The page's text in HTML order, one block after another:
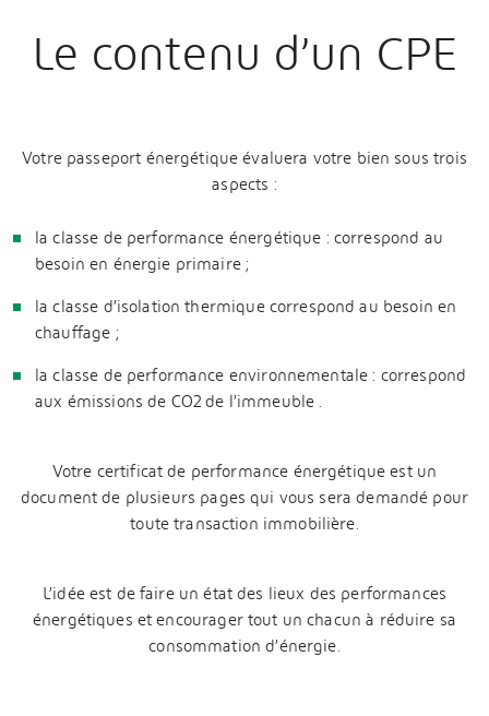
Le contenu d’un CPE
Votre passeport énergétique évaluera votre bien sous trois
aspects :
la classe de performance énergétique : correspond au
besoin en énergie primaire ;
la classe d’isolation thermique correspond au besoin en
chauffage ;
la classe de performance environnementale : correspond
aux émissions de CO2 de l’immeuble .
Votre certificat de performance énergétique est un
document de plusieurs pages qui vous sera demandé pour
toute transaction immobilière.
L’idée est de faire un état des lieux des performances
énergétiques et encourager tout un chacun à réduire sa
consommation d’énergie.